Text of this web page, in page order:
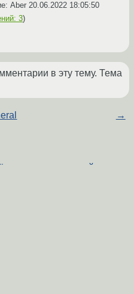
Aber 20.06.2022 18:05:50
3)
в эту тему. Тема
→
неправильные тайминги